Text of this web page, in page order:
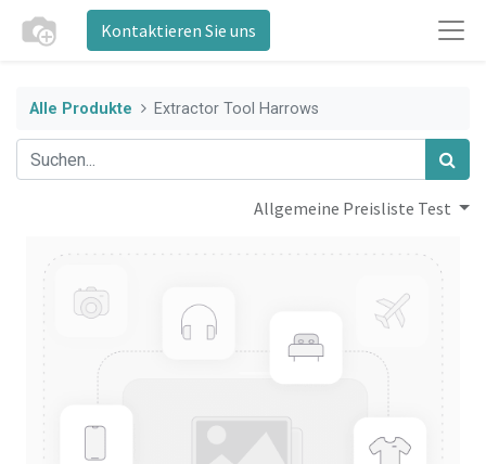
Kontaktieren Sie uns
Alle Produkte Extractor Tool Harrows
Allgemeine Preisliste Test